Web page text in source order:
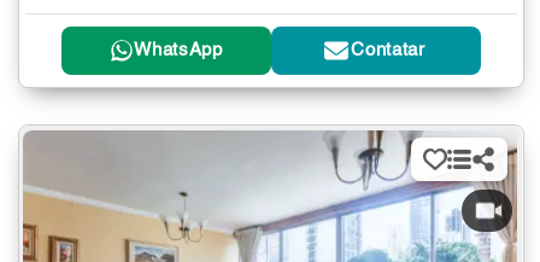
WhatsApp Contatar